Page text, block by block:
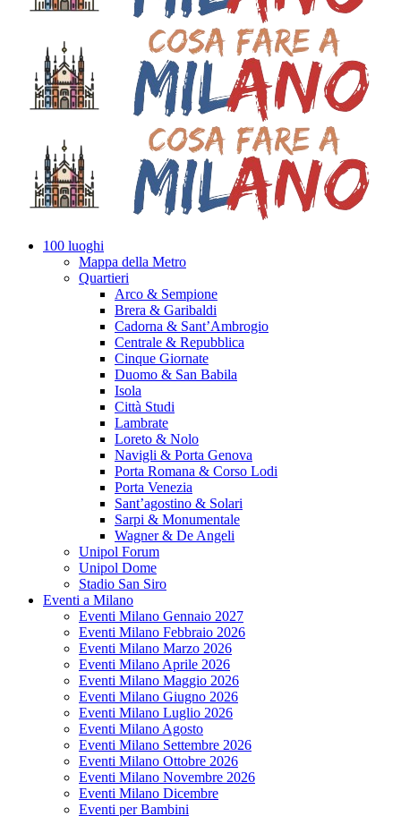
100 luoghi
Mappa della Metro
Quartieri
Arco & Sempione
Brera & Garibaldi
Cadorna & Sant’Ambrogio
Centrale & Repubblica
Cinque Giornate
Duomo & San Babila
Isola
Città Studi
Lambrate
Loreto & Nolo
Navigli & Porta Genova
Porta Romana & Corso Lodi
Porta Venezia
Sant’agostino & Solari
Sarpi & Monumentale
Wagner & De Angeli
Unipol Forum
Unipol Dome
Stadio San Siro
Eventi a Milano
Eventi Milano Gennaio 2027
Eventi Milano Febbraio 2026
Eventi Milano Marzo 2026
Eventi Milano Aprile 2026
Eventi Milano Maggio 2026
Eventi Milano Giugno 2026
Eventi Milano Luglio 2026
Eventi Milano Agosto
Eventi Milano Settembre 2026
Eventi Milano Ottobre 2026
Eventi Milano Novembre 2026
Eventi Milano Dicembre
Eventi per Bambini